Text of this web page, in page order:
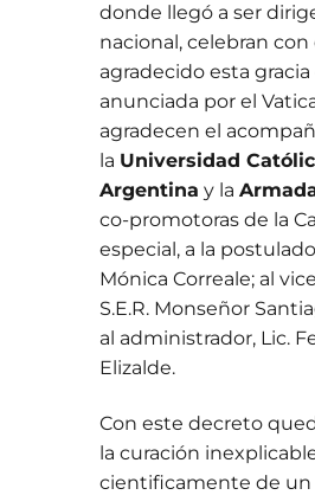
donde llegó a ser
nacional, celebran con
agradecido esta
anunciada por el
agradecen el
la Universidad
Argentina y la
co-promotoras de la
especial, a la
Mónica Correale; al
S.E.R. Monseñor
al administrador, Lic.
Elizalde.
Con este decreto
la curación
cientificamente de un